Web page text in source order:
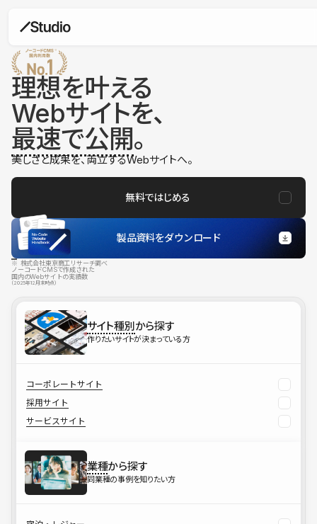
理想を叶える
Webサイトを、
最速で公開。
美しさと成果を、両立するWebサイトへ。
無料ではじめる
製品資料をダウンロード
※ 株式会社東京商工リサーチ調べ
ノーコードCMSで作成された
国内のWebサイトの実績数
（2025年12月末時点）
サイト種別から探す
作りたいサイトが決まっている方
コーポレートサイト
採用サイト
サービスサイト
業種から探す
同業種の事例を知りたい方